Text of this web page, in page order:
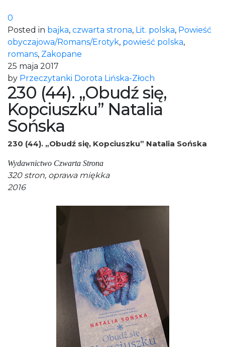
0
Posted in bajka, czwarta strona, Lit. polska, Powieść
obyczajowa/Romans/Erotyk, powieść polska,
romans, Zakopane
25 maja 2017
by Przeczytanki Dorota Lińska-Złoch
230 (44). „Obudź się,
Kopciuszku” Natalia
Sońska
230 (44). „Obudź się, Kopciuszku” Natalia Sońska
Wydawnictwo Czwarta Strona
320 stron, oprawa miękka
2016